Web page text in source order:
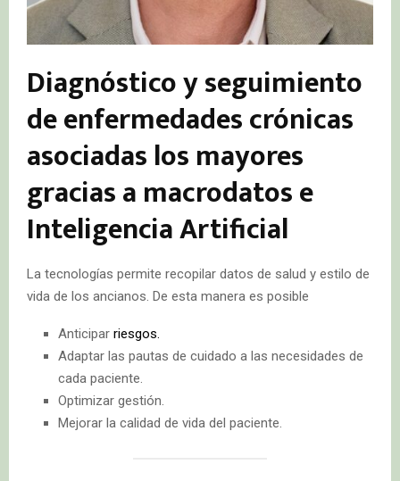
Diagnóstico y seguimiento
de enfermedades crónicas
asociadas los mayores
gracias a macrodatos e
Inteligencia Artificial
La tecnologías permite recopilar datos de salud y estilo de
vida de los ancianos. De esta manera es posible
Anticipar riesgos.
Adaptar las pautas de cuidado a las necesidades de
cada paciente.
Optimizar gestión.
Mejorar la calidad de vida del paciente.